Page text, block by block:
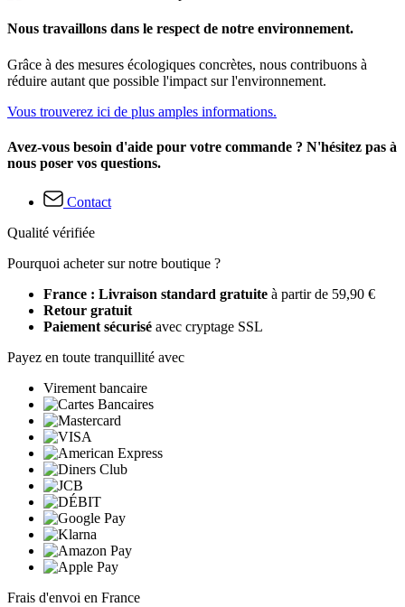
Nous travaillons dans le respect de notre environnement.
Grâce à des mesures écologiques concrètes, nous contribuons à
réduire autant que possible l'impact sur l'environnement.
Vous trouverez ici de plus amples informations.
Avez-vous besoin d'aide pour votre commande ? N'hésitez pas à
nous poser vos questions.
Contact
Qualité vérifiée
Pourquoi acheter sur notre boutique ?
France : Livraison standard gratuite à partir de 59,90 €
Retour gratuit
Paiement sécurisé avec cryptage SSL
Payez en toute tranquillité avec
Virement bancaire
Frais d'envoi en France